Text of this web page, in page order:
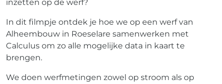
inzetten op de werf?
In dit filmpje ontdek je hoe we op een werf van
Alheembouw in Roeselare samenwerken met
Calculus om zo alle mogelijke data in kaart te
brengen.
We doen werfmetingen zowel op stroom als op